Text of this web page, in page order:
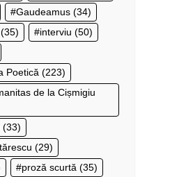
Gaudeamus (34)
(35) interviu (50)
Poetică (223)
de la Cișmigiu
(33)
(29)
proză scurtă (35)